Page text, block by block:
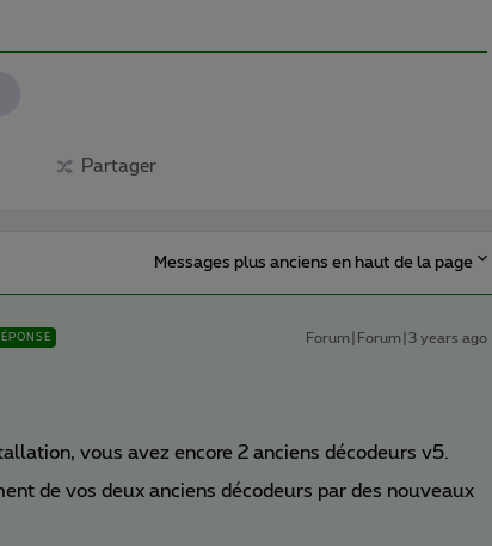
Partager
Messages plus anciens en haut de la page
Forum|Forum|3 years ago
vous avez encore 2 anciens décodeurs v5.
de vos deux anciens décodeurs par des nouveaux